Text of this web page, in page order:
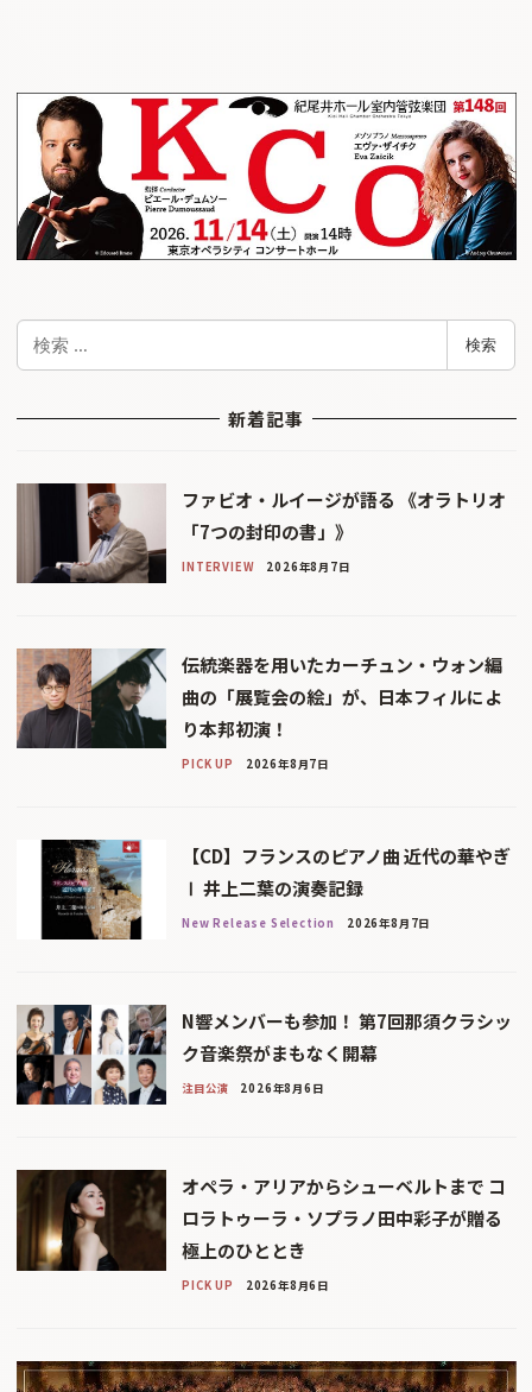
検
検索
新着記事
ファビオ・ルイージが語る 《オラトリオ
「7つの封印の書」》
INTERVIEW 2026年8月7日
伝統楽器を用いたカーチュン・ウォン編
曲の「展覧会の絵」が、日本フィルによ
り本邦初演！
PICK UP 2026年8月7日
【CD】フランスのピアノ曲 近代の華やぎ
Ⅰ 井上二葉の演奏記録
New Release Selection 2026年8月7日
N響メンバーも参加！ 第7回那須クラシッ
ク音楽祭がまもなく開幕
注目公演 2026年8月6日
オペラ・アリアからシューベルトまで コ
ロラトゥーラ・ソプラノ田中彩子が贈る
極上のひととき
PICK UP 2026年8月6日